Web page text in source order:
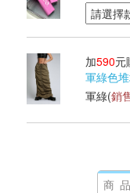
加590元
軍綠色
軍綠(銷
商